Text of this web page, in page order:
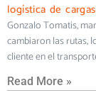
logística de cargas
Gonzalo Tomatis,
cambiaron las rutas,
cliente en el
Read More »